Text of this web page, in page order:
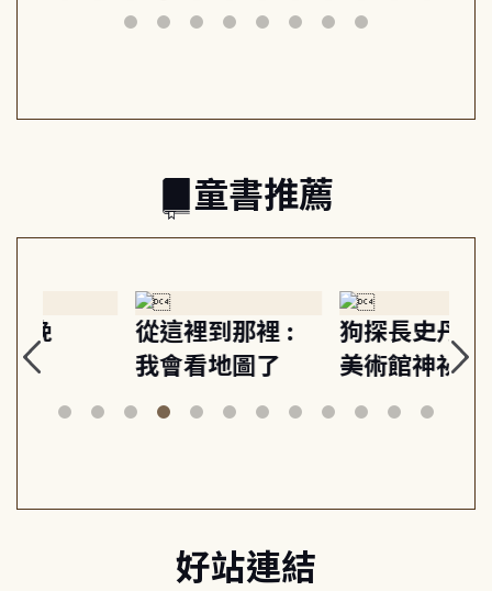
減輕身心壓力, 找
時刻, 給匱乏世代
童書推薦
狗探長史丹利和
美術館神祕竊盜
案
Gracie under
the waves
好站連結